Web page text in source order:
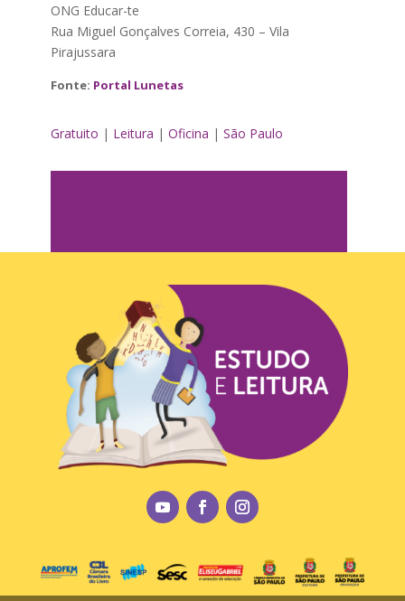
ONG Educar-te
Rua Miguel Gonçalves Correia, 430 – Vila
Pirajussara
Fonte: Portal Lunetas
Gratuito | Leitura | Oficina | São Paulo